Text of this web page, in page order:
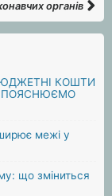
органів
КОШТИ
ПОЯСНЮЄМО
межі у
що зміниться